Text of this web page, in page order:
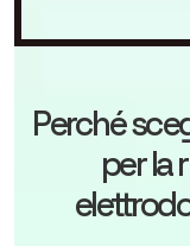
Perché
per la